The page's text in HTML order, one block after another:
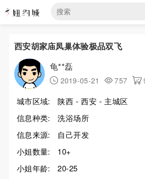
西安胡家庙凤巢体验极品双飞
龟**磊
2019-05-21 757
城市区域:
陕西 - 西安 - 主城区
信息种类:
洗浴场所
信息来源:
自己开发
小姐数量:
10+
小姐年龄:
20-25